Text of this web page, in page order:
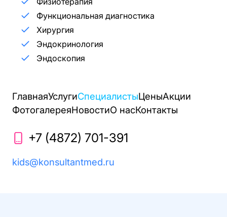
Функциональная диагностика
Хирургия
Эндокринология
Эндоскопия
ГлавнаяУслугиСпециалистыЦеныАкции
ФотогалереяНовостиО насКонтакты
+7 (4872) 701-391
kids@konsultantmed.ru